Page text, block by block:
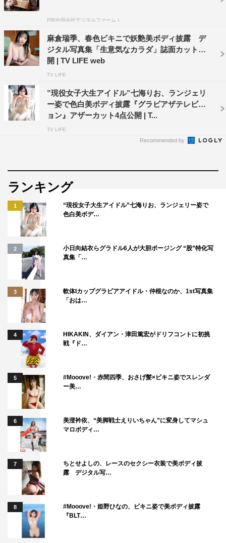
PR(合同会社デジタルファーム )
麻倉瑞季、春色ビキニで妖艶美ボディ披露 デ
ジタル写真集「生意気なカラダ」誌面カット公
開 | TV LIFE web
TV LIFE
”現役女子大生アイドル”七海りお、ランジェリ
ー姿で色白美ボディ披露『グラビアザテレビジ
ョン』アザーカット4点公開 | T...
TV LIFE
Recommended by
ランキング
1
“現役女子大生アイドル”七海りお、ランジェリー姿で
色白美ボデ…
2
小日向結衣らグラドル6人が大胆ポージング “股”特化写
真集「…
3
軟体Iカップグラビアアイドル・仲根なのか、1st写真集
「おは…
4
HIKAKIN、ダイアン・津田篤宏がドリフコントに初挑
戦『ド…
5
#Mooove!・赤間四季、おさげ髪×ビキニ姿でスレンダ
ー美…
6
美澄衿依、“美脚戦士えりいちゃん”に変身してマシュ
マロボディ…
7
ちとせよしの、レースのセクシー衣装で美ボディ披
露 デジタル写…
8
#Mooove!・姫野ひなの、ビキニ姿で美ボディ披露
『BLT…